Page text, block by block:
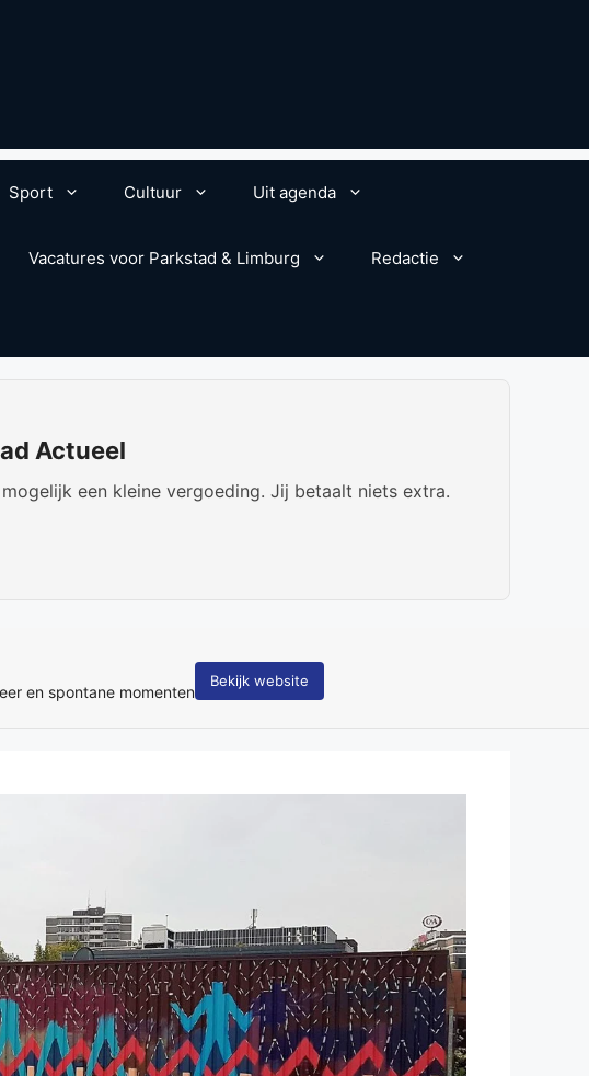
Sport Cultuur Uit agenda
Vacatures voor Parkstad & Limburg Redactie
Actueel
een kleine vergoeding. Jij betaalt niets extra.
en spontane momenten
Bekijk website